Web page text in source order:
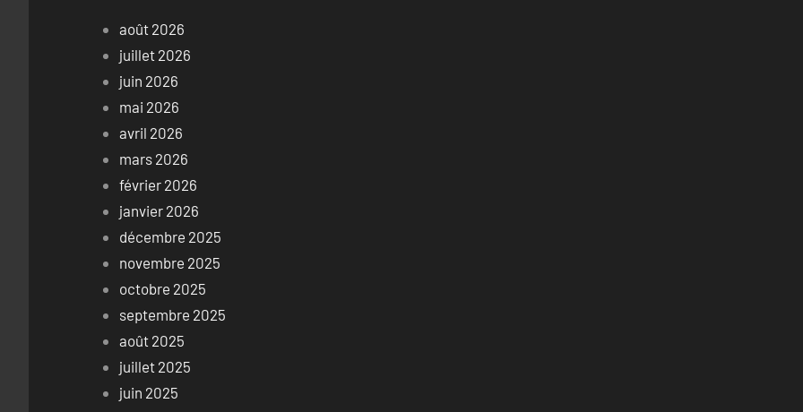
août 2026
juillet 2026
juin 2026
mai 2026
avril 2026
mars 2026
février 2026
janvier 2026
décembre 2025
novembre 2025
octobre 2025
septembre 2025
août 2025
juillet 2025
juin 2025